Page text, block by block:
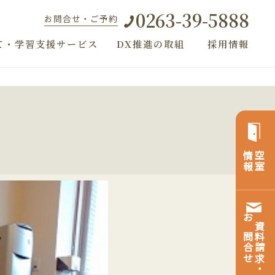
お問合せ・ご予約 0263-39-5888
・学習支援サービス DX推進の取組 採用情報
空室
情報
資料請求・
お問合せ